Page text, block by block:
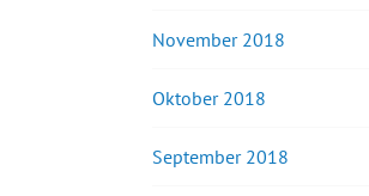
November 2018
Oktober 2018
September 2018